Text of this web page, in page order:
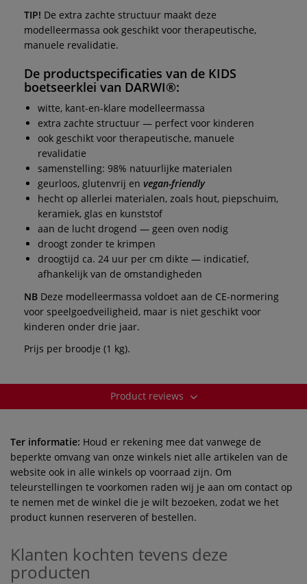
TIP! De extra zachte structuur maakt deze
modelleermassa ook geschikt voor therapeutische,
manuele revalidatie.
De productspecificaties van de KIDS
boetseerklei van DARWI®:
witte, kant-en-klare modelleermassa
extra zachte structuur — perfect voor kinderen
ook geschikt voor therapeutische, manuele
revalidatie
samenstelling: 98% natuurlijke materialen
geurloos, glutenvrij en vegan-friendly
hecht op allerlei materialen, zoals hout, piepschuim,
keramiek, glas en kunststof
aan de lucht drogend — geen oven nodig
droogt zonder te krimpen
droogtijd ca. 24 uur per cm dikte — indicatief,
afhankelijk van de omstandigheden
NB Deze modelleermassa voldoet aan de CE-normering
voor speelgoedveiligheid, maar is niet geschikt voor
kinderen onder drie jaar.
Prijs per broodje (1 kg).
Product reviews
Ter informatie: Houd er rekening mee dat vanwege de
beperkte omvang van onze winkels niet alle artikelen van de
website ook in alle winkels op voorraad zijn. Om
teleurstellingen te voorkomen raden wij je aan om contact op
te nemen met de winkel die je wilt bezoeken, zodat we het
product kunnen reserveren of bestellen.
Klanten kochten tevens deze
producten